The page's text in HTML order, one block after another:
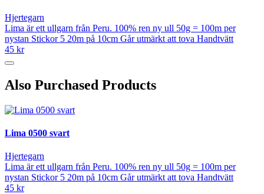
Hjertegarn
Lima är ett ullgarn från Peru. 100% ren ny ull 50g = 100m per
nystan Stickor 5 20m på 10cm Går utmärkt att tova Handtvätt
45 kr
Also Purchased Products
Lima 0500 svart
Hjertegarn
Lima är ett ullgarn från Peru. 100% ren ny ull 50g = 100m per
nystan Stickor 5 20m på 10cm Går utmärkt att tova Handtvätt
45 kr